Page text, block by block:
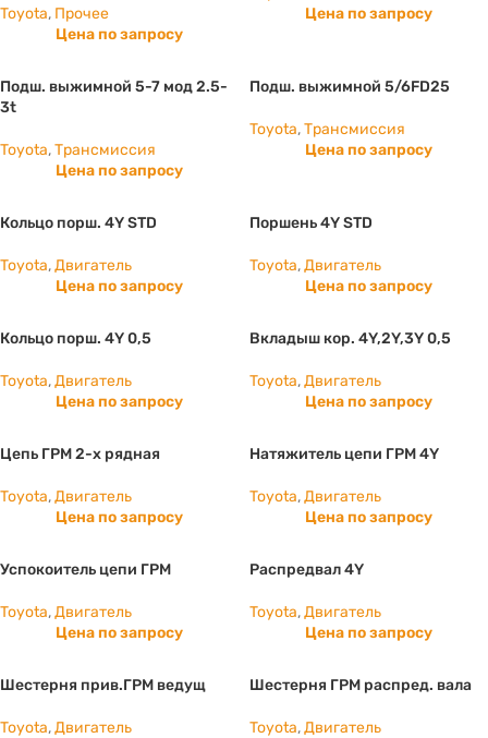
Toyota, Прочее
Цена по запросу
Цена по запросу
Подш. выжимной 5-7 мод 2.5-
3t
Toyota,Трансмиссия
Цена по запросу
Подш. выжимной 5/6FD25
Toyota,Трансмиссия
Цена по запросу
Кольцо порш. 4Y STD
Toyota,Двигатель
Цена по запросу
Поршень 4Y STD
Toyota,Двигатель
Цена по запросу
Кольцо порш. 4Y 0,5
Toyota,Двигатель
Цена по запросу
Вкладыш кор. 4Y,2Y,3Y 0,5
Toyota,Двигатель
Цена по запросу
Цепь ГРМ 2-х рядная
Toyota,Двигатель
Цена по запросу
Натяжитель цепи ГРМ 4Y
Toyota,Двигатель
Цена по запросу
Успокоитель цепи ГРМ
Toyota,Двигатель
Цена по запросу
Распредвал 4Y
Toyota,Двигатель
Цена по запросу
Шестерня прив.ГРМ ведущ
Toyota,Двигатель
Шестерня ГРМ распред. вала
Toyota,Двигатель